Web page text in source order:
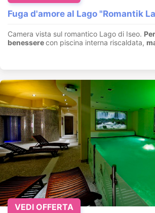
Fuga d'amore al Lago "Romantik
Camera vista sul romantico Lago di Iseo.
benesserecon piscina interna riscaldata,
VEDI OFFERTA